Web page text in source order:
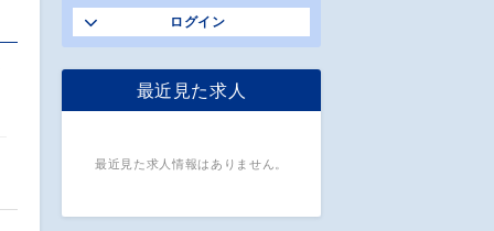
ログイン
最近見た求人
最近見た求人情報はありません。